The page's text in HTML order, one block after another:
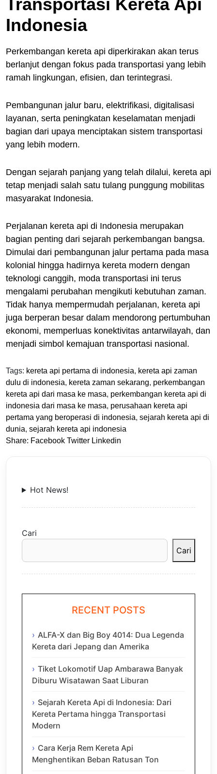
Transportasi Kereta Api
Indonesia
Perkembangan kereta api diperkirakan akan terus
berlanjut dengan fokus pada transportasi yang lebih
ramah lingkungan, efisien, dan terintegrasi.
Pembangunan jalur baru, elektrifikasi, digitalisasi
layanan, serta peningkatan keselamatan menjadi
bagian dari upaya menciptakan sistem transportasi
yang lebih modern.
Dengan sejarah panjang yang telah dilalui, kereta api
tetap menjadi salah satu tulang punggung mobilitas
masyarakat Indonesia.
Perjalanan kereta api di Indonesia merupakan
bagian penting dari sejarah perkembangan bangsa.
Dimulai dari pembangunan jalur pertama pada masa
kolonial hingga hadirnya kereta modern dengan
teknologi canggih, moda transportasi ini terus
mengalami perubahan mengikuti kebutuhan zaman.
Tidak hanya mempermudah perjalanan, kereta api
juga berperan besar dalam mendorong pertumbuhan
ekonomi, memperluas konektivitas antarwilayah, dan
menjadi simbol kemajuan transportasi nasional.
Tags: kereta api pertama di indonesia, kereta api zaman
dulu di indonesia, kereta zaman sekarang, perkembangan
kereta api dari masa ke masa, perkembangan kereta api di
indonesia dari masa ke masa, perusahaan kereta api
pertama yang beroperasi di indonesia, sejarah kereta api di
dunia, sejarah kereta api indonesia
Share: Facebook Twitter Linkedin
Hot News!
Cari
Cari
RECENT POSTS
ALFA-X dan Big Boy 4014: Dua Legenda
Kereta dari Jepang dan Amerika
Tiket Lokomotif Uap Ambarawa Banyak
Diburu Wisatawan Saat Liburan
Sejarah Kereta Api di Indonesia: Dari
Kereta Pertama hingga Transportasi
Modern
Cara Kerja Rem Kereta Api
Menghentikan Beban Ratusan Ton